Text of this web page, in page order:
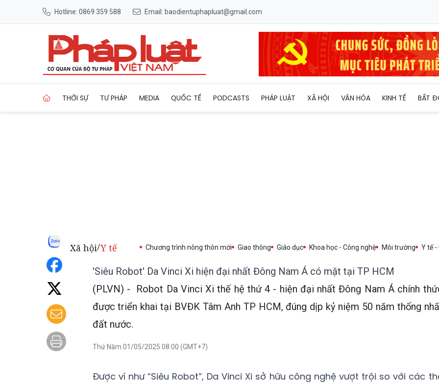
Hotline: 0869 359 588 Email: baodientuphapluat@gmail.com
THỜI SỰ TƯ PHÁP MEDIA QUỐC TẾ PODCASTS PHÁP LUẬT XÃ HỘI VĂN HÓA KINH TẾ BẤT
Xã hội/Y tế Chương trình nông thôn mới Giao thông Giáo dục Khoa học - Công nghệ Môi trường Y tế -
'Siêu Robot' Da Vinci Xi hiện đại nhất Đông Nam Á có mặt tại TP HCM
(PLVN) - Robot Da Vinci Xi thế hệ thứ 4 - hiện đại nhất Đông Nam Á chính
được triển khai tại BVĐK Tâm Anh TP HCM, đúng dịp kỷ niệm 50 năm thống
đất nước.
Thứ Năm 01/05/2025 08:00 (GMT+7)
Được ví như “Siêu Robot”, Da Vinci Xi sở hữu công nghệ vượt trội so với các